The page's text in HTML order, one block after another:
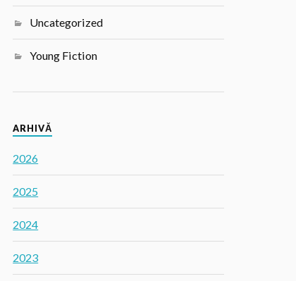
Uncategorized
Young Fiction
ARHIVĂ
2026
2025
2024
2023